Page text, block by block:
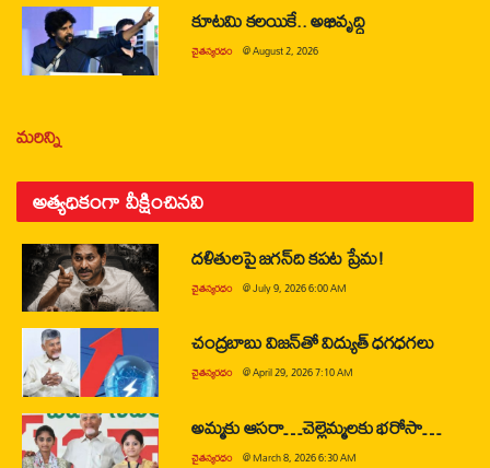
కూటమి కలయికే.. అభివృద్ధి
చైతన్యరధం @August 2, 2026
మరిన్ని
అత్యధికంగా వీక్షించినవి
దళితులపై జగన్‌ది కపట ప్రేమ!
చైతన్యరధం @July 9, 2026 6:00 AM
చంద్రబాబు విజన్‌తో విద్యుత్ ధగధగలు
చైతన్యరధం @April 29, 2026 7:10 AM
అమ్మకు ఆసరా…చెల్లెమ్మలకు భరోసా…
చైతన్యరధం @March 8, 2026 6:30 AM